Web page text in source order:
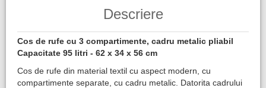
Descriere
Cos de rufe cu 3 compartimente, cadru metalic pliabil
Capacitate 95 litri - 62 x 34 x 56 cm
Cos de rufe din material textil cu aspect modern, cu
compartimente separate, cu cadru metalic. Datorita cadrului